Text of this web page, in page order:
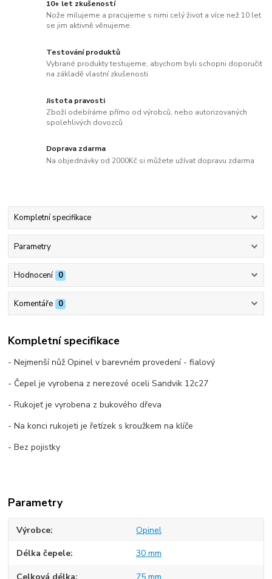
10+ let zkušeností
Nože milujeme a pracujeme s nimi celý život a více než 10 let
se jim aktivně věnujeme.
Testování produktů
Vybrané produkty testujeme, abychom byli schopni doporučit
na základě vlastní zkušenosti
Jistota pravosti
Zboží odebíráme přímo od výrobců, nebo autorizovaných
spolehlivých dovozců
Doprava zdarma
Na objednávky od 2000Kč si můžete užívat dopravu zdarma
Kompletní specifikace
Parametry
Hodnocení 0
Komentáře 0
Kompletní specifikace
- Nejmenší nůž Opinel v barevném provedení - fialový
- Čepel je vyrobena z nerezové oceli Sandvik 12c27
- Rukojeť je vyrobena z bukového dřeva
- Na konci rukojeti je řetízek s kroužkem na klíče
- Bez pojistky
Parametry
Výrobce Opinel
Délka čepele 30 mm
Celková délka 75 mm